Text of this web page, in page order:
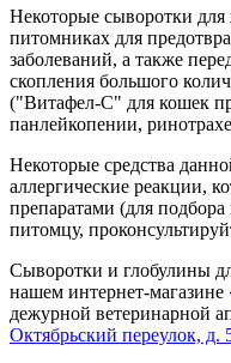
Некоторые сыворотки
питомниках для
заболеваний, а также
скопления большого
("Витафел-С" для кошек
панлейкопении,
Некоторые средства
аллергические реакции,
препаратами (для
питомцу,
Сыворотки и глобулины
нашем интернет-магазине
дежурной ветеринарной
Октябрьский переулок, д.